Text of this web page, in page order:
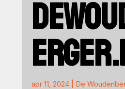
apr 11, 2024| De